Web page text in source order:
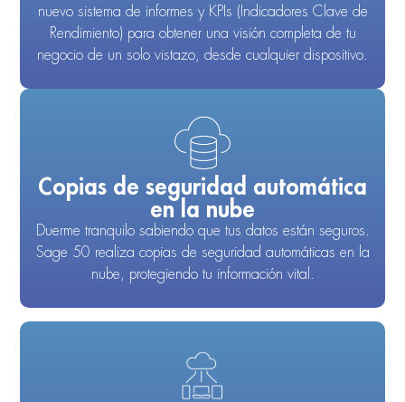
nuevo sistema de informes y KPIs (Indicadores Clave de
Rendimiento) para obtener una visión completa de tu
negocio de un solo vistazo, desde cualquier dispositivo.
Copias de seguridad automática
en la nube
Duerme tranquilo sabiendo que tus datos están seguros.
Sage 50 realiza copias de seguridad automáticas en la
nube, protegiendo tu información vital.